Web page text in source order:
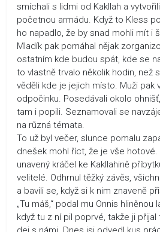
smíchali s lidmi od Kakllah a
početnou armádu. Když to Kless
ho napadlo, že by snad mohli mít i
Mladík pak pomáhal nějak
ostatním kde budou spát, kde se
to vlastně trvalo několik hodin, než
věděli kde je jejich místo. Muži pak
odpočinku. Posedávali okolo
tam i popili. Seznamovali se
na různá témata.
To už byl večer, slunce pomalu
dnešek mohl říct, že je vše hotové.
unavený kráčel ke Kakllahině
velitelé. Odhrnul těžký závěs,
a bavili se, když si k nim znaveně
„Tu máš,“ podal mu Onnis hliněnou
když tu z ní pil poprvé, takže ji přijal